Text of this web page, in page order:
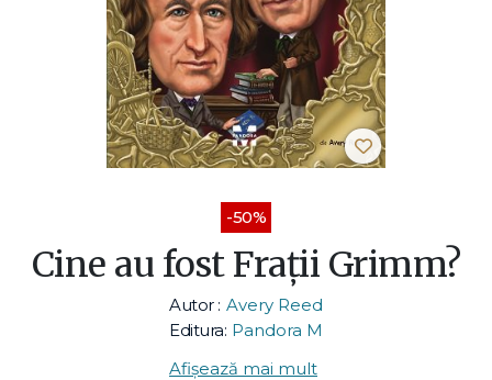
-50%
Cine au fost Frații Grimm?
Autor : Avery Reed
Editura: Pandora M
Afișează mai mult